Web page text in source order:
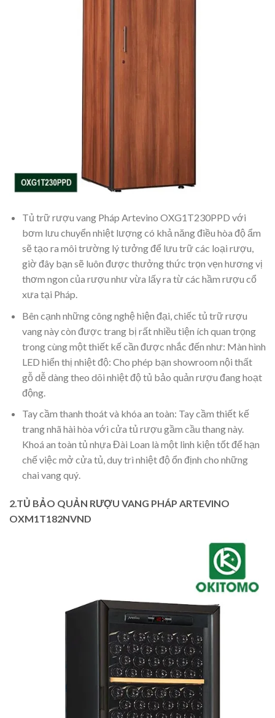
Tủ trữ rượu vang Pháp Artevino OXG1T230PPD với
bơm lưu chuyển nhiệt lượng có khả năng điều hòa độ ẩm
sẽ tạo ra môi trường lý tưởng để lưu trữ các loại rượu,
giờ đây bạn sẽ luôn được thưởng thức trọn vẹn hương vị
thơm ngon của rượu như vừa lấy ra từ các hầm rượu cổ
xưa tại Pháp.
Bên cạnh những công nghệ hiện đại, chiếc tủ trữ rượu
vang này còn được trang bị rất nhiều tiện ích quan trọng
trong cùng một thiết kế cần được nhắc đến như: Màn hình
LED hiển thị nhiệt độ: Cho phép bạn showroom nội thất
gỗ dễ dàng theo dõi nhiệt độ tủ bảo quản rượu đang hoạt
động.
Tay cầm thanh thoát và khóa an toàn: Tay cầm thiết kế
trang nhã hài hòa với cửa tủ rượu gầm cầu thang này.
Khoá an toàn tủ nhựa Đài Loan là một linh kiện tốt để hạn
chế việc mở cửa tủ, duy trì nhiệt độ ổn định cho những
chai vang quý.
2.TỦ BẢO QUẢN RƯỢU VANG PHÁP ARTEVINO
OXM1T182NVND